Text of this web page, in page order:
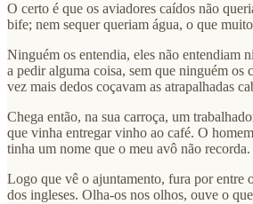
O certo é que os aviadores caídos não
bife; nem sequer queriam água, o que
Ninguém os entendia, eles não entendiam
a pedir alguma coisa, sem que ninguém os
vez mais dedos coçavam as atrapalhadas
Chega então, na sua carroça, um
que vinha entregar vinho ao café. O
tinha um nome que o meu avô não recorda.
Logo que vê o ajuntamento, fura por entre
dos ingleses. Olha-os nos olhos, ouve o